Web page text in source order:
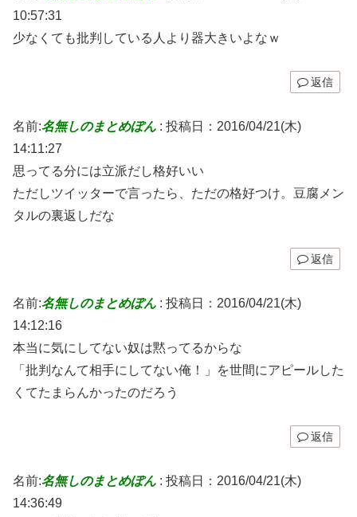
10:57:31
少なくても批判している人より器大きいよなｗ
返信
名前:名無しのまとめぽん : 投稿日：2016/04/21(木)
14:11:27
思ってる分には立派だし格好いい
ただしツイッターで言ったら、ただの格好つけ。豆腐メン
タルの裏返しだな
返信
名前:名無しのまとめぽん : 投稿日：2016/04/21(木)
14:12:16
本当に気にしてない奴は黙ってるからな
「批判なんて相手にしてない俺！」を世間にアピールした
くてたまらんかったのだろう
返信
名前:名無しのまとめぽん : 投稿日：2016/04/21(木)
14:36:49